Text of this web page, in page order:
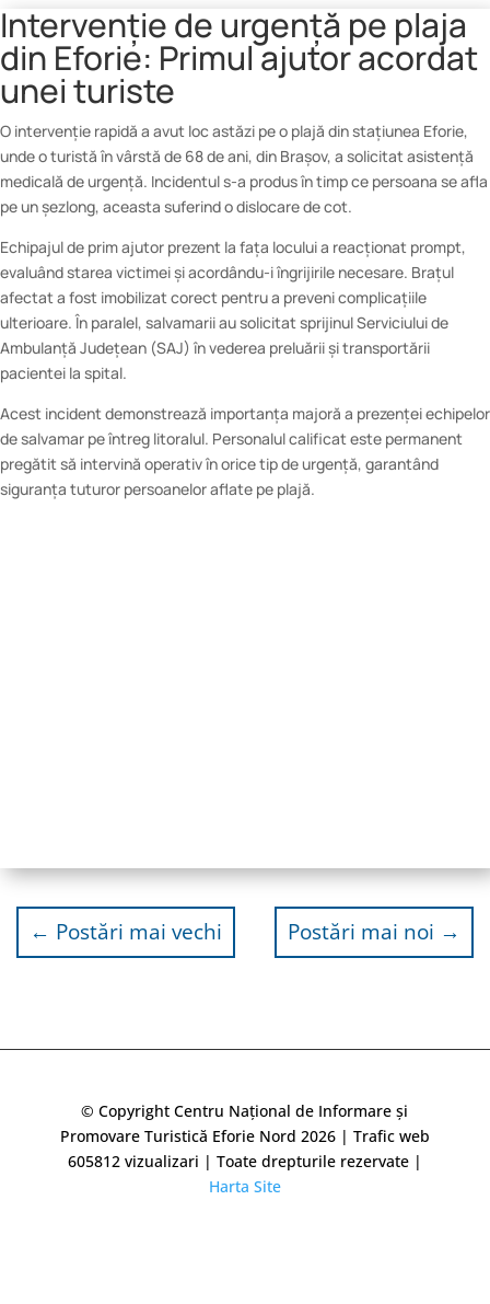
Intervenție de urgență pe plaja
din Eforie: Primul ajutor acordat
unei turiste
O intervenție rapidă a avut loc astăzi pe o plajă din stațiunea Eforie,
unde o turistă în vârstă de 68 de ani, din Brașov, a solicitat asistență
medicală de urgență. Incidentul s-a produs în timp ce persoana se afla
pe un șezlong, aceasta suferind o dislocare de cot.
Echipajul de prim ajutor prezent la fața locului a reacționat prompt,
evaluând starea victimei și acordându-i îngrijirile necesare. Brațul
afectat a fost imobilizat corect pentru a preveni complicațiile
ulterioare. În paralel, salvamarii au solicitat sprijinul Serviciului de
Ambulanță Județean (SAJ) în vederea preluării și transportării
pacientei la spital.
Acest incident demonstrează importanța majoră a prezenței echipelor
de salvamar pe întreg litoralul. Personalul calificat este permanent
pregătit să intervină operativ în orice tip de urgență, garantând
siguranța tuturor persoanelor aflate pe plajă.
← Postări mai vechi Postări mai noi →
© Copyright Centru Național de Informare și
Promovare Turistică Eforie Nord 2026 | Trafic web
605812vizualizari | Toate drepturile rezervate |
Harta Site